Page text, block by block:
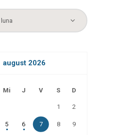
august 2026
Mi J V S D
1 2
5 6 7 8 9